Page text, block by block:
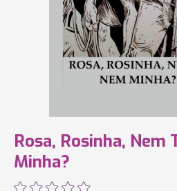
Rosa, Rosinha, Nem
Minha?